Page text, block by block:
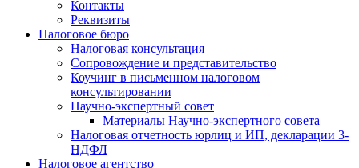
Контакты
Реквизиты
Налоговое бюро
Налоговая консультация
Cопровождение и представительство
Коучинг в письменном налоговом
консультировании
Научно-экспертный совет
Материалы Научно-экспертного совета
Налоговая отчетность юрлиц и ИП, декларации 3-
НДФЛ
Налоговое агентство